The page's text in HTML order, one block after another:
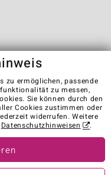
Cookies
Impressum
countries:
zu ermöglichen, passende
zu messen,
Sie können durch den
Cookies zustimmen oder
widerrufen. Weitere
Datenschutzhinweisen .